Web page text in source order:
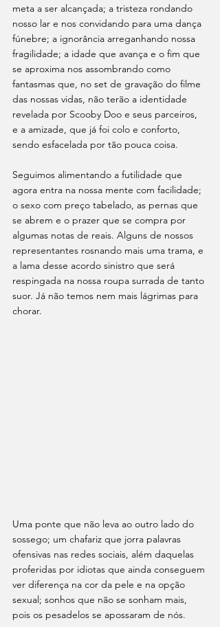
meta a ser alcançada; a tristeza rondando
nosso lar e nos convidando para uma dança
fúnebre; a ignorância arreganhando nossa
fragilidade; a idade que avança e o fim que
se aproxima nos assombrando como
fantasmas que, no set de gravação do filme
das nossas vidas, não terão a identidade
revelada por Scooby Doo e seus parceiros,
e a amizade, que já foi colo e conforto,
sendo esfacelada por tão pouca coisa.
Seguimos alimentando a futilidade que
agora entra na nossa mente com facilida­de;
o sexo com preço tabelado, as pernas que
se abrem e o prazer que se compra por
algumas notas de reais. Alguns de nossos
representantes rosnando mais uma trama, e
a lama desse acordo sinistro que será
respingada na nossa roupa surrada de tanto
suor. Já não temos nem mais lágrimas para
chorar.
Uma ponte que não leva ao outro lado do
sossego; um chafariz que jorra palavras
ofensivas nas redes sociais, além daquelas
proferidas por idiotas que ainda conseguem
ver diferença na cor da pele e na opção
sexual; sonhos que não se sonham mais,
pois os pesadelos se apossaram de nós.